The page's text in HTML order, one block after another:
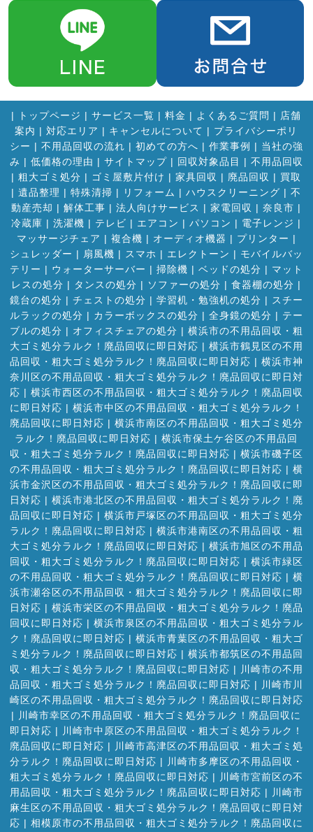
| トップページ | サービス一覧 | 料金 | よくあるご質問 | 店舗
案内 | 対応エリア | キャンセルについて | プライバシーポリ
シー | 不用品回収の流れ | 初めての方へ | 作業事例 | 当社の強
み | 低価格の理由 | サイトマップ| 回収対象品目 | 不用品回収
| 粗大ゴミ処分 | ゴミ屋敷片付け | 家具回収 | 廃品回収 | 買取
| 遺品整理 | 特殊清掃 | リフォーム | ハウスクリーニング | 不
動産売却 | 解体工事 | 法人向けサービス | 家電回収 | 奈良市 |
冷蔵庫 | 洗濯機 | テレビ | エアコン | パソコン | 電子レンジ |
マッサージチェア | 複合機 | オーディオ機器 | プリンター |
シュレッダー | 扇風機 | スマホ | エレクトーン | モバイルバッ
テリー | ウォーターサーバー | 掃除機 | ベッドの処分 | マット
レスの処分 | タンスの処分 | ソファーの処分 | 食器棚の処分 |
鏡台の処分 | チェストの処分 | 学習机・勉強机の処分 | スチー
ルラックの処分 | カラーボックスの処分 | 全身鏡の処分 | テー
ブルの処分 | オフィスチェアの処分 | 横浜市の不用品回収・粗
大ゴミ処分ラルク！廃品回収に即日対応 | 横浜市鶴見区の不用
品回収・粗大ゴミ処分ラルク！廃品回収に即日対応 | 横浜市神
奈川区の不用品回収・粗大ゴミ処分ラルク！廃品回収に即日対
応 | 横浜市西区の不用品回収・粗大ゴミ処分ラルク！廃品回収
に即日対応 | 横浜市中区の不用品回収・粗大ゴミ処分ラルク！
廃品回収に即日対応 | 横浜市南区の不用品回収・粗大ゴミ処分
ラルク！廃品回収に即日対応 | 横浜市保土ケ谷区の不用品回
収・粗大ゴミ処分ラルク！廃品回収に即日対応 | 横浜市磯子区
の不用品回収・粗大ゴミ処分ラルク！廃品回収に即日対応 | 横
浜市金沢区の不用品回収・粗大ゴミ処分ラルク！廃品回収に即
日対応 | 横浜市港北区の不用品回収・粗大ゴミ処分ラルク！廃
品回収に即日対応 | 横浜市戸塚区の不用品回収・粗大ゴミ処分
ラルク！廃品回収に即日対応 | 横浜市港南区の不用品回収・粗
大ゴミ処分ラルク！廃品回収に即日対応 | 横浜市旭区の不用品
回収・粗大ゴミ処分ラルク！廃品回収に即日対応 | 横浜市緑区
の不用品回収・粗大ゴミ処分ラルク！廃品回収に即日対応 | 横
浜市瀬谷区の不用品回収・粗大ゴミ処分ラルク！廃品回収に即
日対応 | 横浜市栄区の不用品回収・粗大ゴミ処分ラルク！廃品
回収に即日対応 | 横浜市泉区の不用品回収・粗大ゴミ処分ラル
ク！廃品回収に即日対応 | 横浜市青葉区の不用品回収・粗大ゴ
ミ処分ラルク！廃品回収に即日対応 | 横浜市都筑区の不用品回
収・粗大ゴミ処分ラルク！廃品回収に即日対応 |
川崎市の不用
品回収・粗大ゴミ処分ラルク！廃品回収に即日対応 |
川崎市川
崎区の不用品回収・粗大ゴミ処分ラルク！廃品回収に即日対応
|
川崎市幸区の不用品回収・粗大ゴミ処分ラルク！廃品回収に
即日対応 |
川崎市中原区の不用品回収・粗大ゴミ処分ラルク！
廃品回収に即日対応 |
川崎市高津区の不用品回収・粗大ゴミ処
分ラルク！廃品回収に即日対応 |
川崎市多摩区の不用品回収・
粗大ゴミ処分ラルク！廃品回収に即日対応 |
川崎市宮前区の不
用品回収・粗大ゴミ処分ラルク！廃品回収に即日対応 |
川崎市
麻生区の不用品回収・粗大ゴミ処分ラルク！廃品回収に即日対
応 | 相模原市の不用品回収・粗大ゴミ処分ラルク！廃品回収に